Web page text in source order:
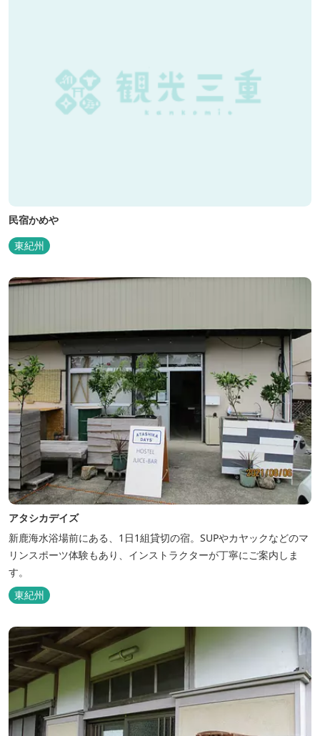
民宿かめや
東紀州
アタシカデイズ
新鹿海水浴場前にある、1日1組貸切の宿。SUPやカヤックなどのマ
リンスポーツ体験もあり、インストラクターが丁寧にご案内しま
す。
東紀州